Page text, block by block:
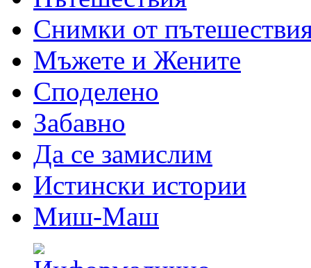
Снимки от
Мъжете и Жените
Спoделено
Забавно
Да се замислим
Истински истории
Миш-Маш